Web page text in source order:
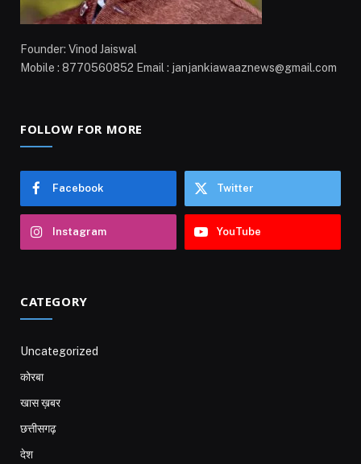
Founder: Vinod Jaiswal
Mobile : 8770560852 Email : janjankiawaaznews@gmail.com
FOLLOW FOR MORE
Facebook Twitter
Instagram YouTube
CATEGORY
Uncategorized
कोरबा
खास ख़बर
छत्तीसगढ़
देश